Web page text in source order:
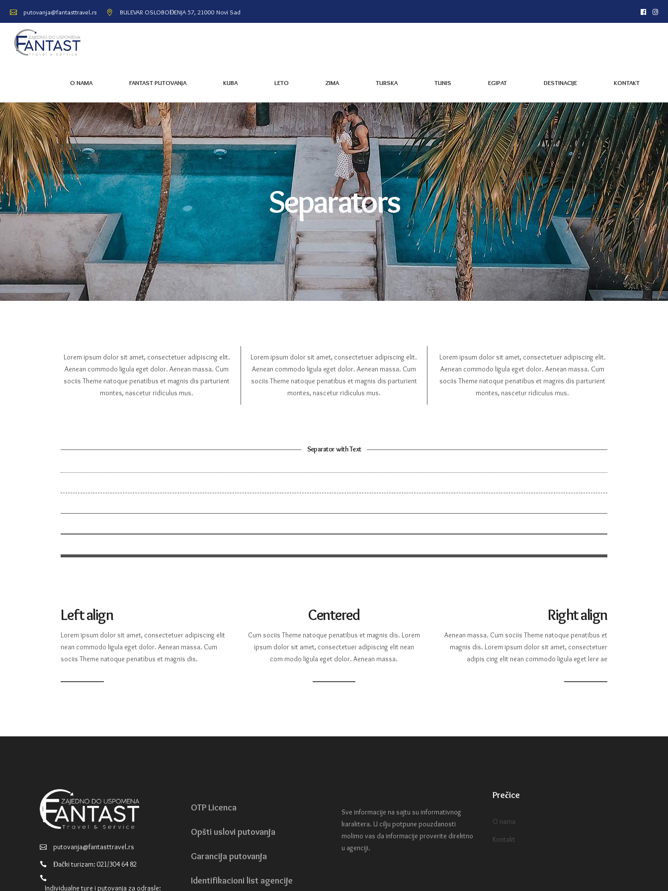
putovanja@fantasttravel.rs BULEVAR OSLOBOĐENJA 57, 21000 Novi Sad
O NAMA FANTAST PUTOVANJA KUBA LETO ZIMA TURSKA TUNIS EGIPAT DESTINACIJE KONTAKT
O NAMA FANTAST PUTOVANJA KUBA
Separators
Lorem ipsum dolor sit amet, consectetuer adipiscing elit.
Aenean commodo ligula eget dolor. Aenean massa. Cum
sociis Theme natoque penatibus et magnis dis parturient
montes, nascetur ridiculus mus.
Lorem ipsum dolor sit amet, consectetuer adipiscing elit.
Aenean commodo ligula eget dolor. Aenean massa. Cum
sociis Theme natoque penatibus et magnis dis parturient
montes, nascetur ridiculus mus.
Lorem ipsum dolor sit amet, consectetuer adipiscing elit.
Aenean commodo ligula eget dolor. Aenean massa. Cum
sociis Theme natoque penatibus et magnis dis parturient
montes, nascetur ridiculus mus.
Separator with Text
Left align
Lorem ipsum dolor sit amet, consectetuer adipiscing elit
nean commodo ligula eget dolor. Aenean massa. Cum
sociis Theme natoque penatibus et magnis dis.
Centered
Cum sociis Theme natoque penatibus et magnis dis. Lorem
ipsum dolor sit amet, consectetuer adipiscing elit nean
com modo ligula eget dolor. Aenean massa.
Right align
Aenean massa. Cum sociis Theme natoque penatibus et
magnis dis. Lorem ipsum dolor sit amet, consectetuer
adipis cing elit nean commodo ligula eget lere ae
putovanja@fantasttravel.rs
Đački turizam: 021/304 64 82
Individualne ture i putovanja za odrasle:
OTP Licenca
Opšti uslovi putovanja
Garancija putovanja
Identifikacioni list agencije
Sve informacije na sajtu su informativnog
karaktera. U cilju potpune pouzdanosti
molimo vas da informacije proverite direktno
u agenciji.
Prečice
O nama
Kontakt